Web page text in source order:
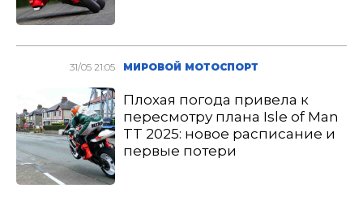
31/05 21:05 МИРОВОЙ МОТОСПОРТ
Плохая погода привела к
пересмотру плана Isle of Man
TT 2025: новое расписание и
первые потери